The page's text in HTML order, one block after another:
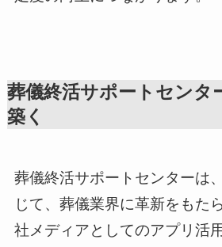
葬儀終活サポートセンタ
築く
葬儀終活サポートセンターは
じて、葬儀業界に革新をもた
社メディアとしてのアプリ活